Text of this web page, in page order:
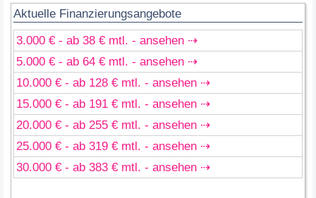
Aktuelle Finanzierungsangebote
3.000 € - ab 38 € mtl. - ansehen ⇢
5.000 € - ab 64 € mtl. - ansehen ⇢
10.000 € - ab 128 € mtl. - ansehen ⇢
15.000 € - ab 191 € mtl. - ansehen ⇢
20.000 € - ab 255 € mtl. - ansehen ⇢
25.000 € - ab 319 € mtl. - ansehen ⇢
30.000 € - ab 383 € mtl. - ansehen ⇢